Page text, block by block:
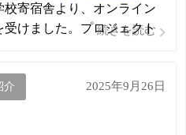
寄宿舎より、オンライン
けました。プロジェクト
ることをめざそうとするも
概要を話すと、「 […]
続きを読む
介 2025年9月26日